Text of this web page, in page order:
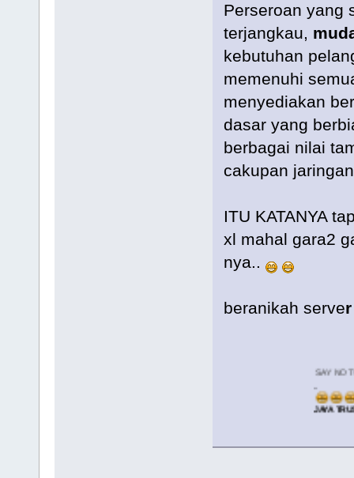
Perseroan yang
terjangkau,
kebutuhan
memenuhi
menyediakan
dasar yang
berbagai nilai
cakupan
ITU KATANYA
xl mahal gara2
nya..
beranikah serve
SAY NO TO XL..
JAYA TRUS OTOMAX